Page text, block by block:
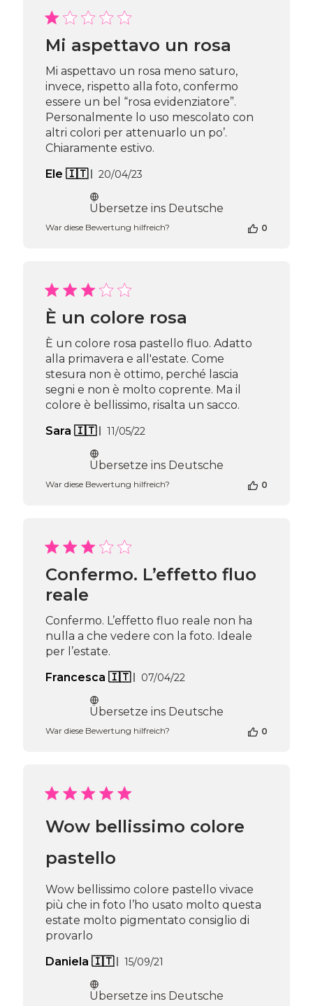
am
Apr
16
2026
Mi aspettavo un rosa
Mi aspettavo un rosa meno saturo,
invece, rispetto alla foto, confermo
essere un bel “rosa evidenziatore”.
Personalmente lo uso mescolato con
altri colori per attenuarlo un po’.
Chiaramente estivo.
Ele 🇮🇹
Veröffentlichungsdatum
20/04/23
Übersetze ins Deutsche
War diese Bewertung hilfreich? 0
È un colore rosa
È un colore rosa pastello fluo. Adatto
alla primavera e all'estate. Come
stesura non è ottimo, perché lascia
segni e non è molto coprente. Ma il
colore è bellissimo, risalta un sacco.
Sara 🇮🇹
Veröffentlichungsdatum
11/05/22
Übersetze ins Deutsche
War diese Bewertung hilfreich? 0
Confermo. L’effetto fluo
reale
Confermo. L’effetto fluo reale non ha
nulla a che vedere con la foto. Ideale
per l’estate.
Francesca 🇮🇹
Veröffentlichungsdatum
07/04/22
Übersetze ins Deutsche
War diese Bewertung hilfreich? 0
Wow bellissimo colore
pastello
Wow bellissimo colore pastello vivace
più che in foto l’ho usato molto questa
estate molto pigmentato consiglio di
provarlo
Daniela 🇮🇹
Veröffentlichungsdatum
15/09/21
Übersetze ins Deutsche